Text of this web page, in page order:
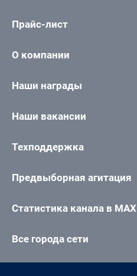
Прайс-лист
О компании
Наши награды
Наши вакансии
Техподдержка
Предвыборная агитация
Статистика канала в MAX
Все города сети